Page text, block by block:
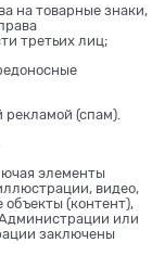
на товарные знаки,
третьих лиц;
рекламой (спам).
элементы
видео,
(контент),
или
заключены